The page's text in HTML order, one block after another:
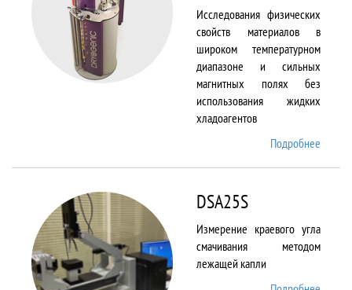
Исследования физических
свойств материалов в
широком температурном
диапазоне и сильных
магнитных полях без
использования жидких
хладоагентов
Подробнее
DSA25S
Измерение краевого угла
смачивания методом
лежащей капли